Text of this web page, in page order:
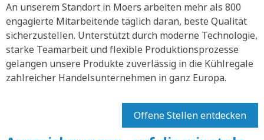
An unserem Standort in Moers arbeiten mehr als 800
engagierte Mitarbeitende täglich daran, beste Qualität
sicherzustellen. Unterstützt durch moderne Technologie,
starke Teamarbeit und flexible Produktionsprozesse
gelangen unsere Produkte zuverlässig in die Kühlregale
zahlreicher Handelsunternehmen in ganz Europa.
Offene Stellen entdecken